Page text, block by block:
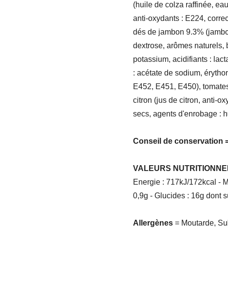
(huile de colza raffinée,
anti-oxydants : E224,
dés de jambon 9.3%
dextrose, arômes naturels,
potassium, acidifiants :
: acétate de sodium,
E452, E451, E450),
citron (jus de citron, anti-
secs, agents d'enrobage :
Conseil de conservation
VALEURS
Energie : 717kJ/172kcal -
0,9g - Glucides : 16g dont
Allergènes = Moutarde,